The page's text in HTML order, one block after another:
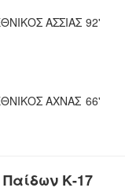
ΑΣΣΙΑΣ 92'
ΑΧΝΑΣ 66'
Κ-17